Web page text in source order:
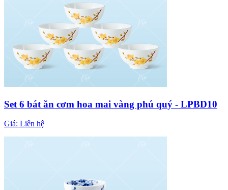
Set 6 bát ăn cơm hoa mai vàng phú quý - LPBD10
Giá: Liên hệ